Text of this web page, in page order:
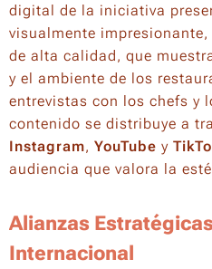
digital de la iniciativa
visualmente
de alta calidad, que
y el ambiente de los
entrevistas con los chefs y
contenido se distribuye a
Instagram, YouTube y
audiencia que valora la
Alianzas
Internacional